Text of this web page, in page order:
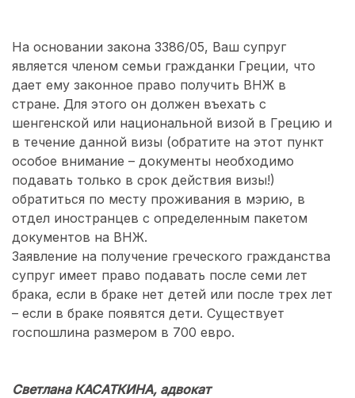
На основании закона 3386/05, Ваш супруг
является членом семьи гражданки Греции, что
дает ему законное право получить ВНЖ в
стране. Для этого он должен въехать с
шенгенской или национальной визой в Грецию и
в течение данной визы (обратите на этот пункт
особое внимание – документы необходимо
подавать только в срок действия визы!)
обратиться по месту проживания в мэрию, в
отдел иностранцев с определенным пакетом
документов на ВНЖ.
Заявление на получение греческого гражданства
супруг имеет право подавать после семи лет
брака, если в браке нет детей или после трех лет
– если в браке появятся дети. Существует
госпошлина размером в 700 евро.
Светлана КАСАТКИНА, адвокат